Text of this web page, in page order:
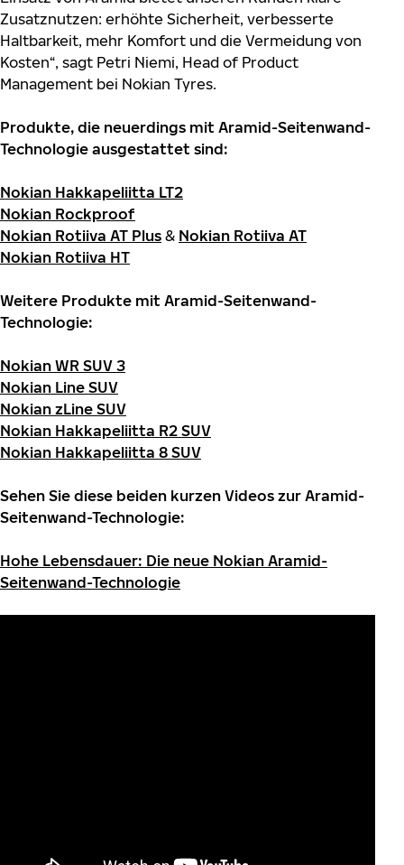
Zusatznutzen: erhöhte Sicherheit, verbesserte
Haltbarkeit, mehr Komfort und die Vermeidung von
Kosten“, sagt Petri Niemi, Head of Product
Management bei Nokian Tyres.
Produkte, die neuerdings mit Aramid-Seitenwand-
Technologie ausgestattet sind:
Nokian Hakkapeliitta LT2
Nokian Rockproof
Nokian Rotiiva AT Plus & Nokian Rotiiva AT
Nokian Rotiiva HT
Weitere Produkte mit Aramid-Seitenwand-
Technologie:
Nokian WR SUV 3
Nokian Line SUV
Nokian zLine SUV
Nokian Hakkapeliitta R2 SUV
Nokian Hakkapeliitta 8 SUV
Sehen Sie diese beiden kurzen Videos zur Aramid-
Seitenwand-Technologie:
Hohe Lebensdauer: Die neue Nokian Aramid-
Seitenwand-Technologie